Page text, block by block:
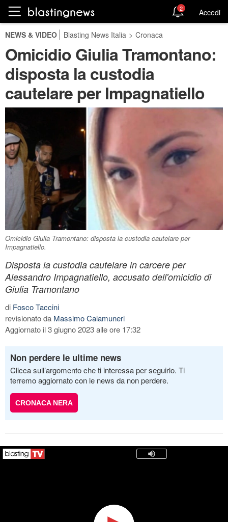
2 Accedi
NEWS & VIDEO Blasting News Italia > Cronaca
Omicidio Giulia Tramontano:
disposta la custodia
cautelare per Impagnatiello
Omicidio Giulia Tramontano: disposta la custodia cautelare per
Impagnatiello.
Disposta la custodia cautelare in carcere per
Alessandro Impagnatiello, accusato dell'omicidio di
Giulia Tramontano
di Fosco Taccini
revisionato da Massimo Calamuneri
Aggiornato il 3 giugno 2023 alle ore 17:32
Non perdere le ultime news
Clicca sull’argomento che ti interessa per seguirlo. Ti
terremo aggiornato con le news da non perdere.
CRONACA NERA